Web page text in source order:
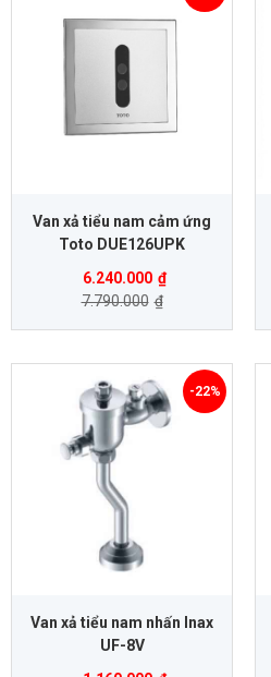
Van xả tiểu nam cảm ứng
Toto DUE126UPK
6.240.000 ₫
7.790.000 ₫
Van xả tiểu nam nhấn Inax
UF-8V
-22%